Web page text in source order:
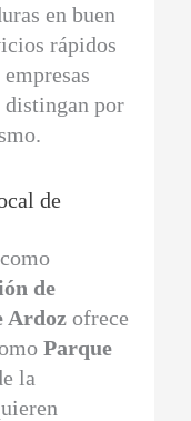
en buen
rápidos
distingan por
de
de
Ardoz ofrece
Parque
la